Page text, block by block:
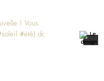
! Vous
#été) dans